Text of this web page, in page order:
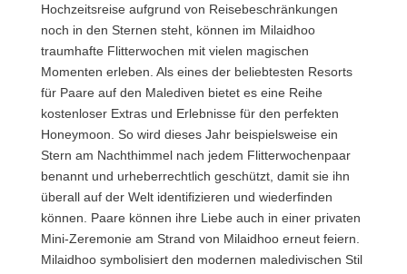
Hochzeitsreise aufgrund von Reisebeschränkungen
noch in den Sternen steht, können im Milaidhoo
traumhafte Flitterwochen mit vielen magischen
Momenten erleben. Als eines der beliebtesten Resorts
für Paare auf den Malediven bietet es eine Reihe
kostenloser Extras und Erlebnisse für den perfekten
Honeymoon. So wird dieses Jahr beispielsweise ein
Stern am Nachthimmel nach jedem Flitterwochenpaar
benannt und urheberrechtlich geschützt, damit sie ihn
überall auf der Welt identifizieren und wiederfinden
können. Paare können ihre Liebe auch in einer privaten
Mini-Zeremonie am Strand von Milaidhoo erneut feiern.
Milaidhoo symbolisiert den modernen maledivischen Stil